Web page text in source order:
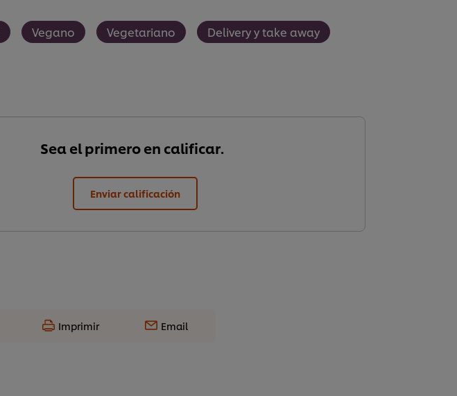
Vegano Vegetariano Delivery y take away
Sea el primero en calificar.
Enviar calificación
Imprimir Email